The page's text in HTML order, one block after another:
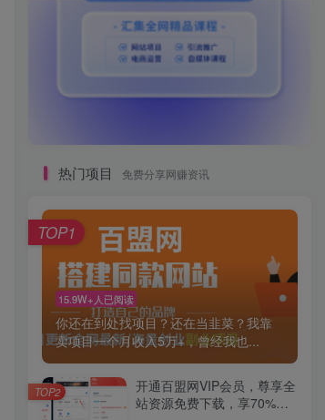
热门项目 免费分享网赚资讯
15.9W+人已阅读
你还在到处找项目？还在当韭菜？我靠
卖项目一个月收入5万+，曾经我也...
TOP1
开通百盟网VIP会员，尊享全
站资源免费下载，享70%的
TOP2